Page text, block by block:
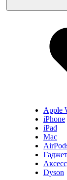
Apple
iPhone
iPad
Mac
Dyson